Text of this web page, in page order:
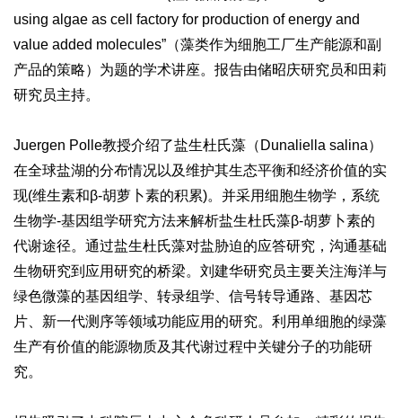
using algae as cell factory for production of energy and
value added molecules”（藻类作为细胞工厂生产能源和副
产品的策略）为题的学术讲座。报告由储昭庆研究员和田莉
研究员主持。
Juergen Polle教授介绍了盐生杜氏藻（Dunaliella salina）
在全球盐湖的分布情况以及维护其生态平衡和经济价值的实
现(维生素和β-胡萝卜素的积累)。并采用细胞生物学，系统
生物学-基因组学研究方法来解析盐生杜氏藻β-胡萝卜素的
代谢途径。通过盐生杜氏藻对盐胁迫的应答研究，沟通基础
生物研究到应用研究的桥梁。刘建华研究员主要关注海洋与
绿色微藻的基因组学、转录组学、信号转导通路、基因芯
片、新一代测序等领域功能应用的研究。利用单细胞的绿藻
生产有价值的能源物质及其代谢过程中关键分子的功能研
究。